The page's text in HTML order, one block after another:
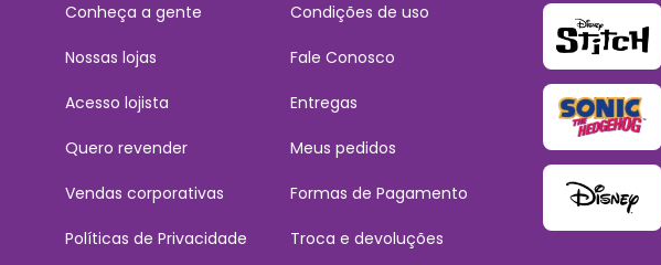
Conheça a gente
Nossas lojas
Acesso lojista
Quero revender
Vendas corporativas
Políticas de Privacidade
Condições de uso
Fale Conosco
Entregas
Meus pedidos
Formas de Pagamento
Troca e devoluções